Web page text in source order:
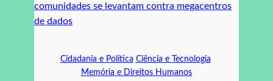
Cidadania e Política Ciência e Tecnologia
Memória e Direitos Humanos